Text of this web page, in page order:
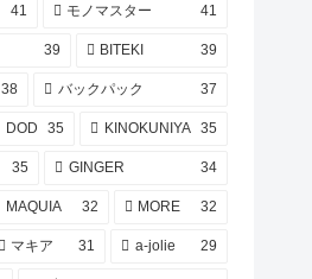
41 モノマスター 41
39 BITEKI 39
38 バックパック 37
DOD 35 KINOKUNIYA 35
35 GINGER 34
MAQUIA 32 MORE 32
マキア 31 a-jolie 29